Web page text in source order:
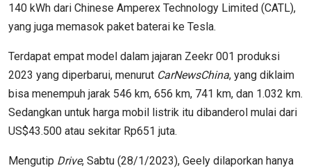
140 kWh dari Chinese Amperex Technology Limited (CATL),
yang juga memasok paket baterai ke Tesla.
Terdapat empat model dalam jajaran Zeekr 001 produksi
2023 yang diperbarui, menurut CarNewsChina, yang diklaim
bisa menempuh jarak 546 km, 656 km, 741 km, dan 1.032 km.
Sedangkan untuk harga mobil listrik itu dibanderol mulai dari
US$43.500 atau sekitar Rp651 juta.
Mengutip Drive, Sabtu (28/1/2023), Geely dilaporkan hanya